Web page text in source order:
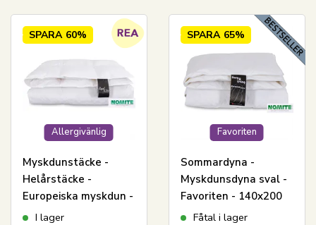
Allergivänlig
SPARA 60%
Myskdunstäcke -
Helårstäcke -
Europeiska myskdun -
140x200 cm -
I lager
Favoriten
SPARA 65%
Sommardyna -
Myskdunsdyna sval -
Favoriten - 140x200
cm - Bästa
Fåtal i lager